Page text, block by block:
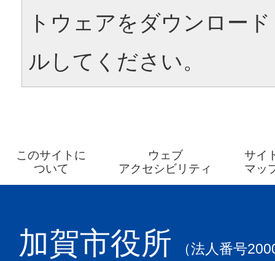
トウェアをダウンロー
ルしてください。
このサイトに
ついて
ウェブ
アクセシビリティ
サイ
マッ
加賀市役所 （法人番号